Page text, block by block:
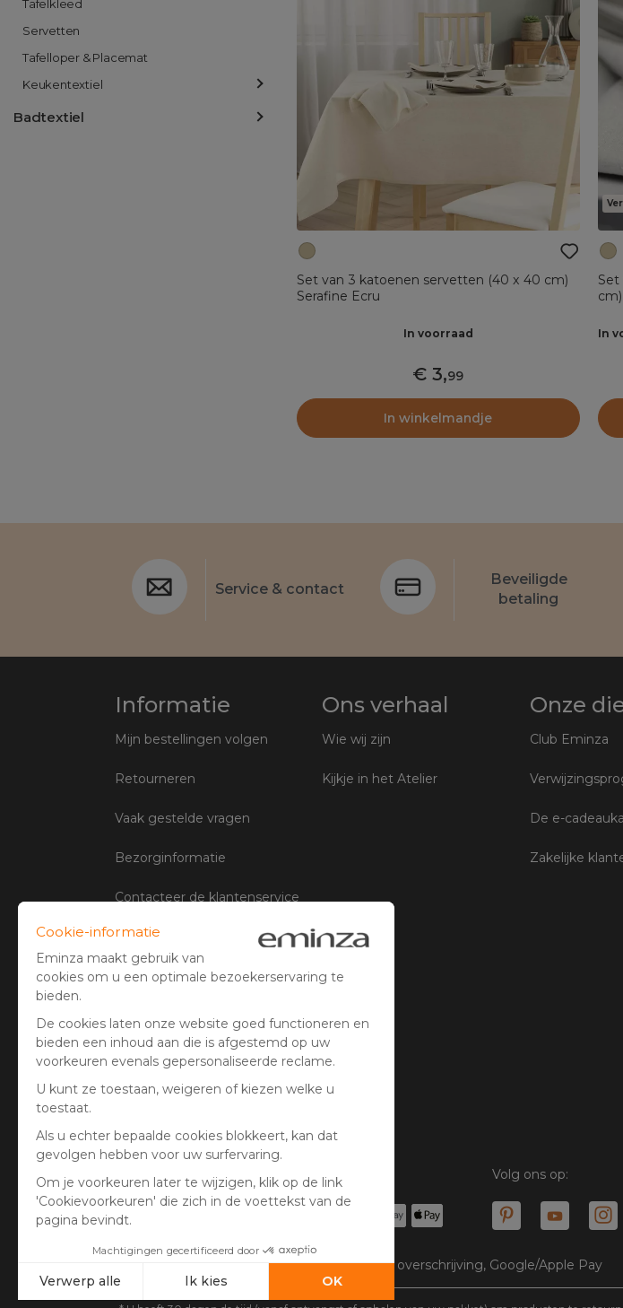
Tafelkleed
Servetten
Tafelloper & Placemat
Keukentextiel
Badtextiel
Set van 3 katoenen servetten (40 x 40 cm)
Serafine Ecru
In voorraad
3,99
In winkelmandje
Set
In
Service & contact
Beveiligde
betaling
Informatie
Mijn bestellingen volgen
Retourneren
Vaak gestelde vragen
Bezorginformatie
Contacteer de klantenservice
Algemene
verkoopsvoorwaarden
Cookies beheren
Klantenbeoordelingen
Ons verhaal
Wie wij zijn
Kijkje in het Atelier
Onze
Club Eminza
De e-
Zakelijke
Beveiligde betaling Volg ons op:
Creditcard, PayPal, iDeal | Wero, bancontact, overschrijving, Google/Apple Pay